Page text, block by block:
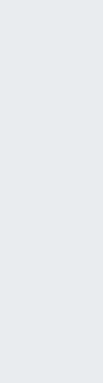
Ulusal
Yerel